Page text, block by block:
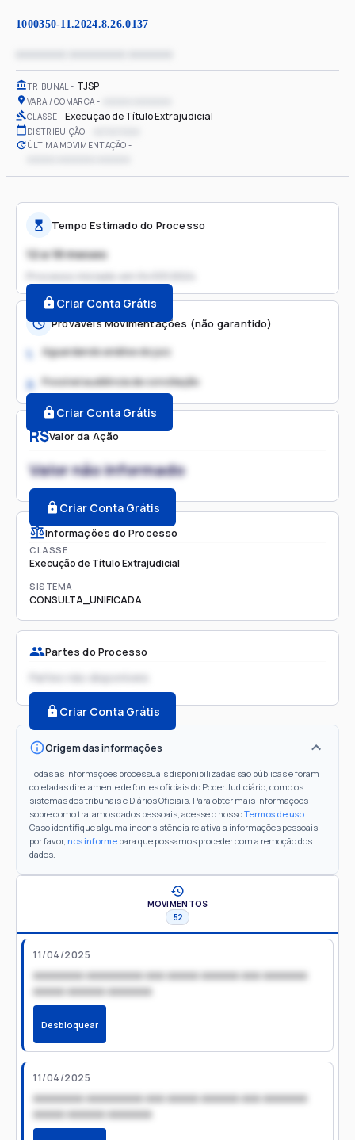
1000350-11.2024.8.26.0137
TRIBUNAL TJSP
VARA / COMARCA
CLASSE Execução de Título Extrajudicial
DISTRIBUIÇÃO
ÚLTIMA MOVIMENTAÇÃO
R$Valor da Ação
Valor não informado
Criar Conta Grátis
Informações do Processo
CLASSE
Execução de Título Extrajudicial
SISTEMA
CONSULTA_UNIFICADA
Partes do Processo
Partes não disponíveis
Criar Conta Grátis
Origem das informações
Todas as informações processuais disponibilizadas são públicas e foram
coletadas diretamente de fontes oficiais do Poder Judiciário, como os
sistemas dos tribunais e Diários Oficiais. Para obter mais informações
sobre como tratamos dados pessoais, acesse o nossoTermos de uso.
Caso identifique alguma inconsistência relativa a informações pessoais,
por favor, nos informe para que possamos proceder com a remoção dos
dados.
Tempo Estimado do Processo
12 a 18 meses
Processo iniciado em
Criar Conta Grátis
Prováveis Movimentações (não garantido)
1. Aguardando análise do juiz
2. Possível audiência de conciliação
Criar Conta Grátis
MOVIMENTOS
52
11/04/2025
xxxxxxxx xxxxxxxxx xxx xxxxx xxxxxx xxx xxxxxxx
xxxxx xxxxxx xxxxxxx
Desbloquear
11/04/2025
xxxxxxxx xxxxxxxxx xxx xxxxx xxxxxx xxx xxxxxxx
xxxxx xxxxxx xxxxxxx